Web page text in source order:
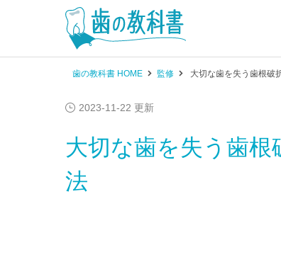
歯の教科書 HOME 監修 大切な歯を失う歯根破
2023-11-22 更新
大切な歯を失う歯
法